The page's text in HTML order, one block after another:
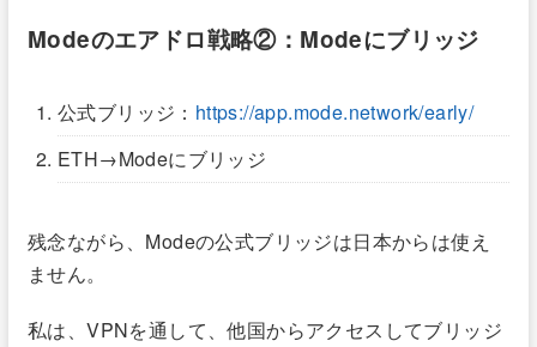
Modeのエアドロ戦略②：Modeにブリッジ
公式ブリッジ： https://app.mode.network/early/
ETH→Modeにブリッジ
残念ながら、Modeの公式ブリッジは日本からは使え
ません。
私は、VPNを通して、他国からアクセスしてブリッジ